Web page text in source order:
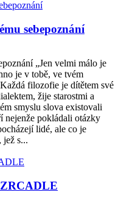
sebepoznání
„Jen velmi málo je
je v tobě, ve tvém
filozofie je dítětem své
žije starostmi a
smyslu slova existovali
nejenže pokládali otázky
lidé, ale co je
jež s...